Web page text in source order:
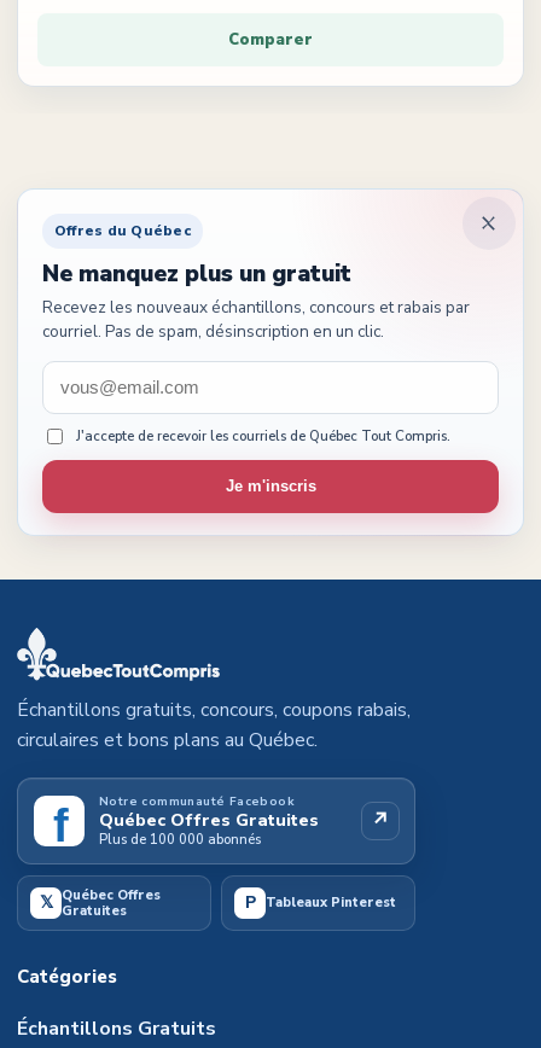
Comparer
Offres du Québec
Ne manquez plus un gratuit
Recevez les nouveaux échantillons, concours et rabais par
courriel. Pas de spam, désinscription en un clic.
J'accepte de recevoir les courriels de Québec Tout Compris.
Je m'inscris
Échantillons gratuits, concours, coupons rabais,
circulaires et bons plans au Québec.
f Notre communauté Facebook
Québec Offres Gratuites
Plus de 100 000 abonnés
↗
𝕏 Québec Offres
Gratuites
P Tableaux Pinterest
Catégories
Échantillons Gratuits